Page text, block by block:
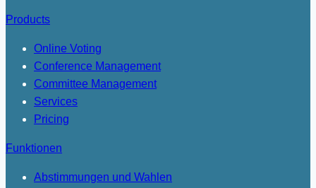
Products
Online Voting
Conference Management
Committee Management
Services
Pricing
Funktionen
Abstimmungen und Wahlen